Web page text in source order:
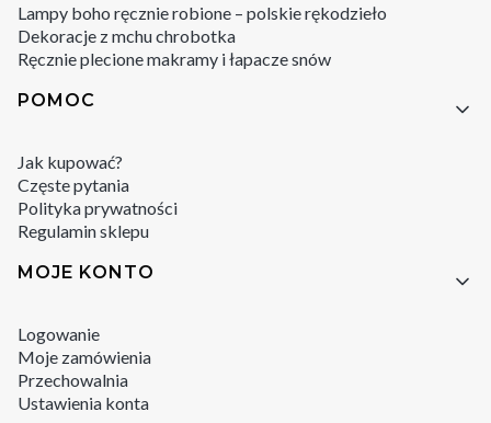
Lampy boho ręcznie robione – polskie rękodzieło
Dekoracje z mchu chrobotka
Ręcznie plecione makramy i łapacze snów
POMOC
Jak kupować?
Częste pytania
Polityka prywatności
Regulamin sklepu
MOJE KONTO
Logowanie
Moje zamówienia
Przechowalnia
Ustawienia konta